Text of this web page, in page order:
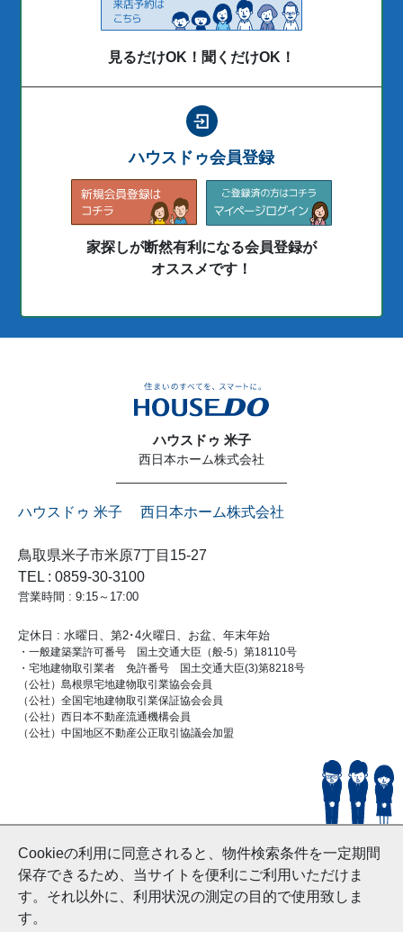
Cookieの利用に同意されると、物件検索条件を一定期間
保存できるため、当サイトを便利にご利用いただけま
す。それ以外に、利用状況の測定の目的で使用致しま
す。
見るだけOK！聞くだけOK！
ハウスドゥ会員登録
家探しが断然有利になる会員登録が
オススメです！
ハウスドゥ 米子
西日本ホーム株式会社
ハウスドゥ 米子 西日本ホーム株式会社
鳥取県米子市米原7丁目15-27
TEL : 0859-30-3100
営業時間 : 9:15～17:00
定休日 : 水曜日、第2･4火曜日、お盆、年末年始
・一般建築業許可番号 国土交通大臣（般-5）第18110号
・宅地建物取引業者 免許番号 国土交通大臣(3)第8218号
（公社）島根県宅地建物取引業協会会員
（公社）全国宅地建物取引業保証協会会員
（公社）西日本不動産流通機構会員
（公社）中国地区不動産公正取引協議会加盟
© HouseDoYonago
and Nishinihon Home Co.ltd All Rights Reserved.